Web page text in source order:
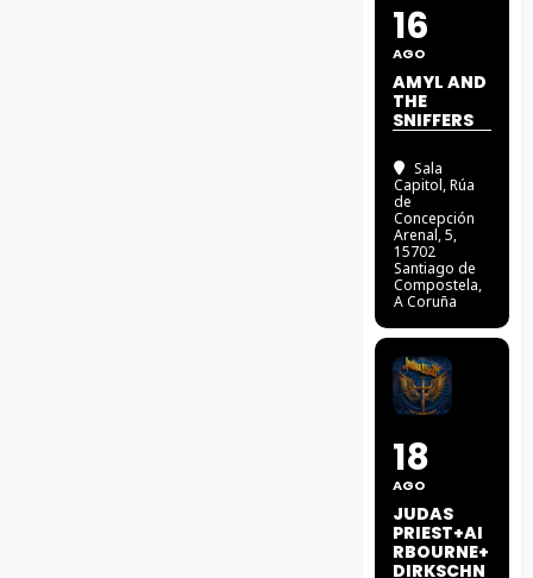
16
AGO
AMYL AND
THE
SNIFFERS
Sala
Capitol, Rúa
de
Concepción
Arenal, 5,
15702
Santiago de
Compostela,
A Coruña
18
AGO
JUDAS
PRIEST+AI
RBOURNE+
DIRKSCHN